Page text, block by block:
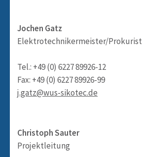
Jochen Gatz
Elektrotechnikermeister/Prokurist
Tel.: +49 (0) 6227 89926-12
Fax: +49 (0) 6227 89926-99
j.gatz@wus-sikotec.de
Christoph Sauter
Projektleitung